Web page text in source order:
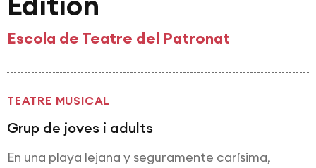
Escola de Teatre del Patronat
TEATRE MUSICAL
Grup de joves i adults
En una playa lejana y seguramente carísima,